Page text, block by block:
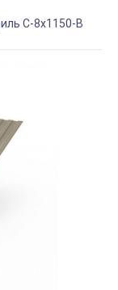
С-8х1150-B